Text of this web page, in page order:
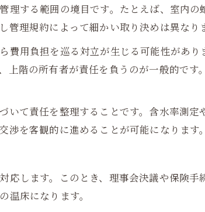
理する範囲の境目です。たとえば、室内
理規約によって細かい取り決めは異なり
費用負担を巡る対立が生じる可能性があ
上階の所有者が責任を負うのが一般的で
いて責任を整理することです。含水率測
を客観的に進めることが可能になります。
応します。このとき、理事会決議や保険
温床になります。